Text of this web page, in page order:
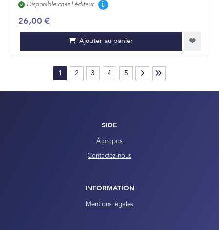
Disponibilité
Disponible chez l'éditeur
26,00 €
Ajouter au panier
1 2 3 4 5
SIDE
À propos
Contactez-nous
INFORMATION
Mentions légales